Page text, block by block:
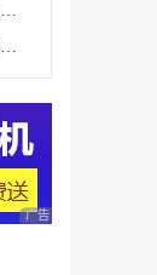
洛克王国世界火花性格怎么选 火花性格推荐
洛克王国世界国王城堡花朵在哪采 国王城堡全花朵采集
广告 商业广告，理性